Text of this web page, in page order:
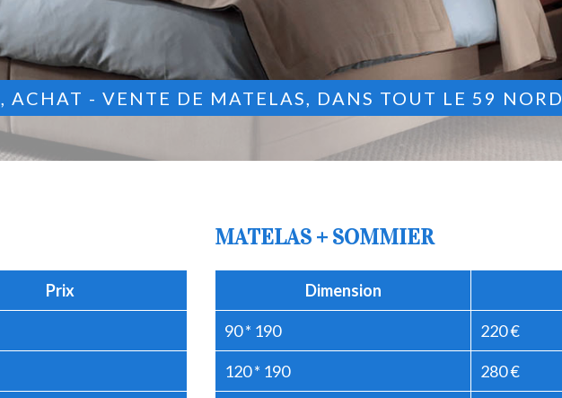
, ACHAT - VENTE DE MATELAS, DANS TOUT LE 59 NORD
Prix
MATELAS + SOMMIER
Dimension
90 * 190 220 €
120 * 190 280 €